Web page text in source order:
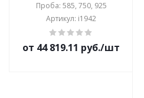
Проба: 585, 750, 925
Артикул: i1942
от 44 819.11 руб./шт